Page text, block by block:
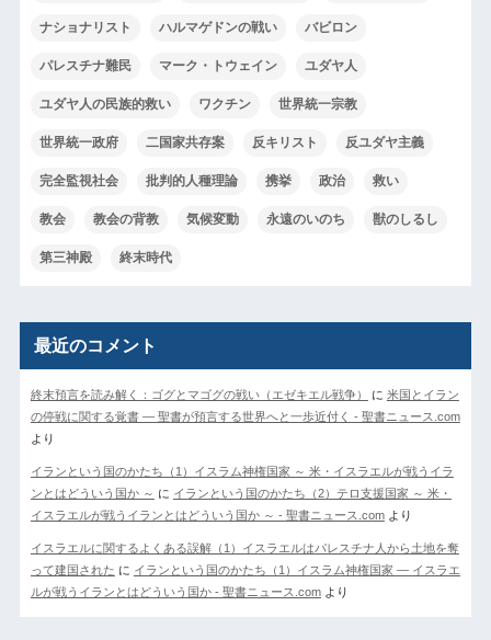
ナショナリスト ハルマゲドンの戦い バビロン
パレスチナ難民 マーク・トウェイン ユダヤ人
ユダヤ人の民族的救い ワクチン 世界統一宗教
世界統一政府 二国家共存案 反キリスト 反ユダヤ主義
完全監視社会 批判的人種理論 携挙 政治 救い
教会 教会の背教 気候変動 永遠のいのち 獣のしるし
第三神殿 終末時代
最近のコメント
終末預言を読み解く：ゴグとマゴグの戦い（エゼキエル戦争） に 米国とイラン
の停戦に関する覚書 ― 聖書が預言する世界へと一歩近付く - 聖書ニュース.com
より
イランという国のかたち（1）イスラム神権国家 ～ 米・イスラエルが戦うイラ
ンとはどういう国か ～ に イランという国のかたち（2）テロ支援国家 ～ 米・
イスラエルが戦うイランとはどういう国か ～ - 聖書ニュース.comより
イスラエルに関するよくある誤解（1）イスラエルはパレスチナ人から土地を奪
って建国された に イランという国のかたち（1）イスラム神権国家 ― イスラエ
ルが戦うイランとはどういう国か - 聖書ニュース.comより